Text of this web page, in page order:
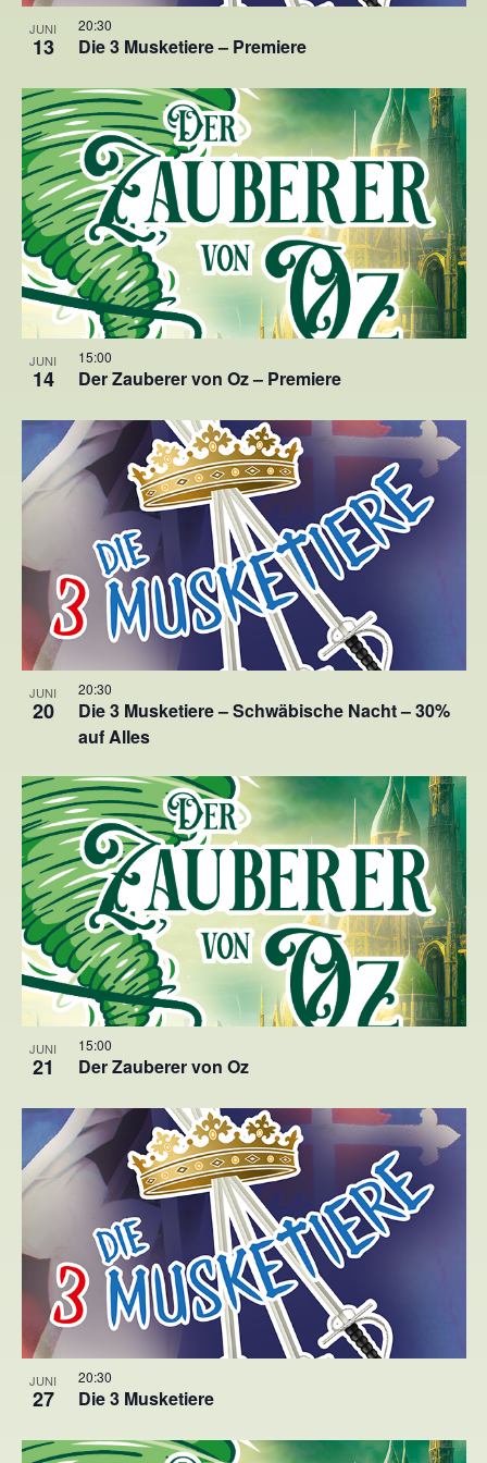
JUNI
13 Die 3 Musketiere – Premiere
20:30
JUNI
14 Der Zauberer von Oz – Premiere
15:00
JUNI
20
Die 3 Musketiere – Schwäbische Nacht – 30%
auf Alles
20:30
JUNI
21 Der Zauberer von Oz
15:00
JUNI
27 Die 3 Musketiere
20:30